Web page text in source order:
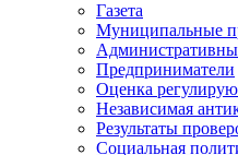
Газета
Муниципальные
Предприниматели
Оценка
Независимая
Результаты
Социальная